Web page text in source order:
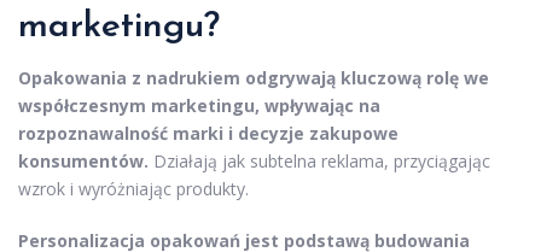
marketingu?
Opakowania z nadrukiem odgrywają kluczową rolę we
współczesnym marketingu, wpływając na
rozpoznawalność marki i decyzje zakupowe
konsumentów. Działają jak subtelna reklama, przyciągając
wzrok i wyróżniając produkty.
Personalizacja opakowań jest podstawą budowania